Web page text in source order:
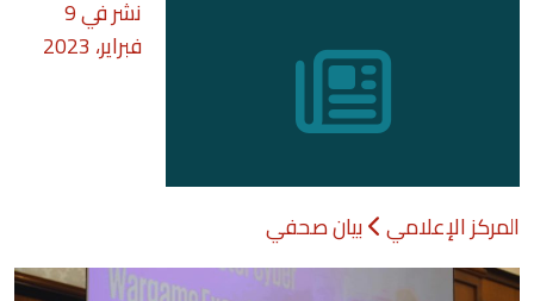
نشر في9
فبراير، 2023
المركز الإعلامي بيان صحفي